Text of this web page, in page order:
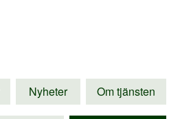
Nyheter Om tjänsten